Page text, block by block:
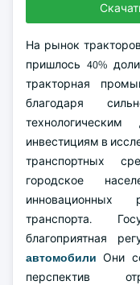
На рынок
пришлось 40%
тракторная
благодаря
инвестициям в
транспортных
городское
инновационных
транспорта.
благоприятная
автомобили Они
перспектив